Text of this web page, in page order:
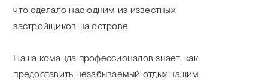
что сделало нас одним из известных
застройщиков на острове.
Наша команда профессионалов знает, как
предоставить незабываемый отдых нашим